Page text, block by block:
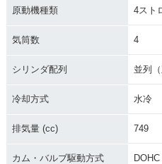
原動機種類 4スト
気筒数 4
シリンダ配列 並列（
冷却方式 水冷
排気量 (cc) 749
カム・バルブ駆動方式 DOHC